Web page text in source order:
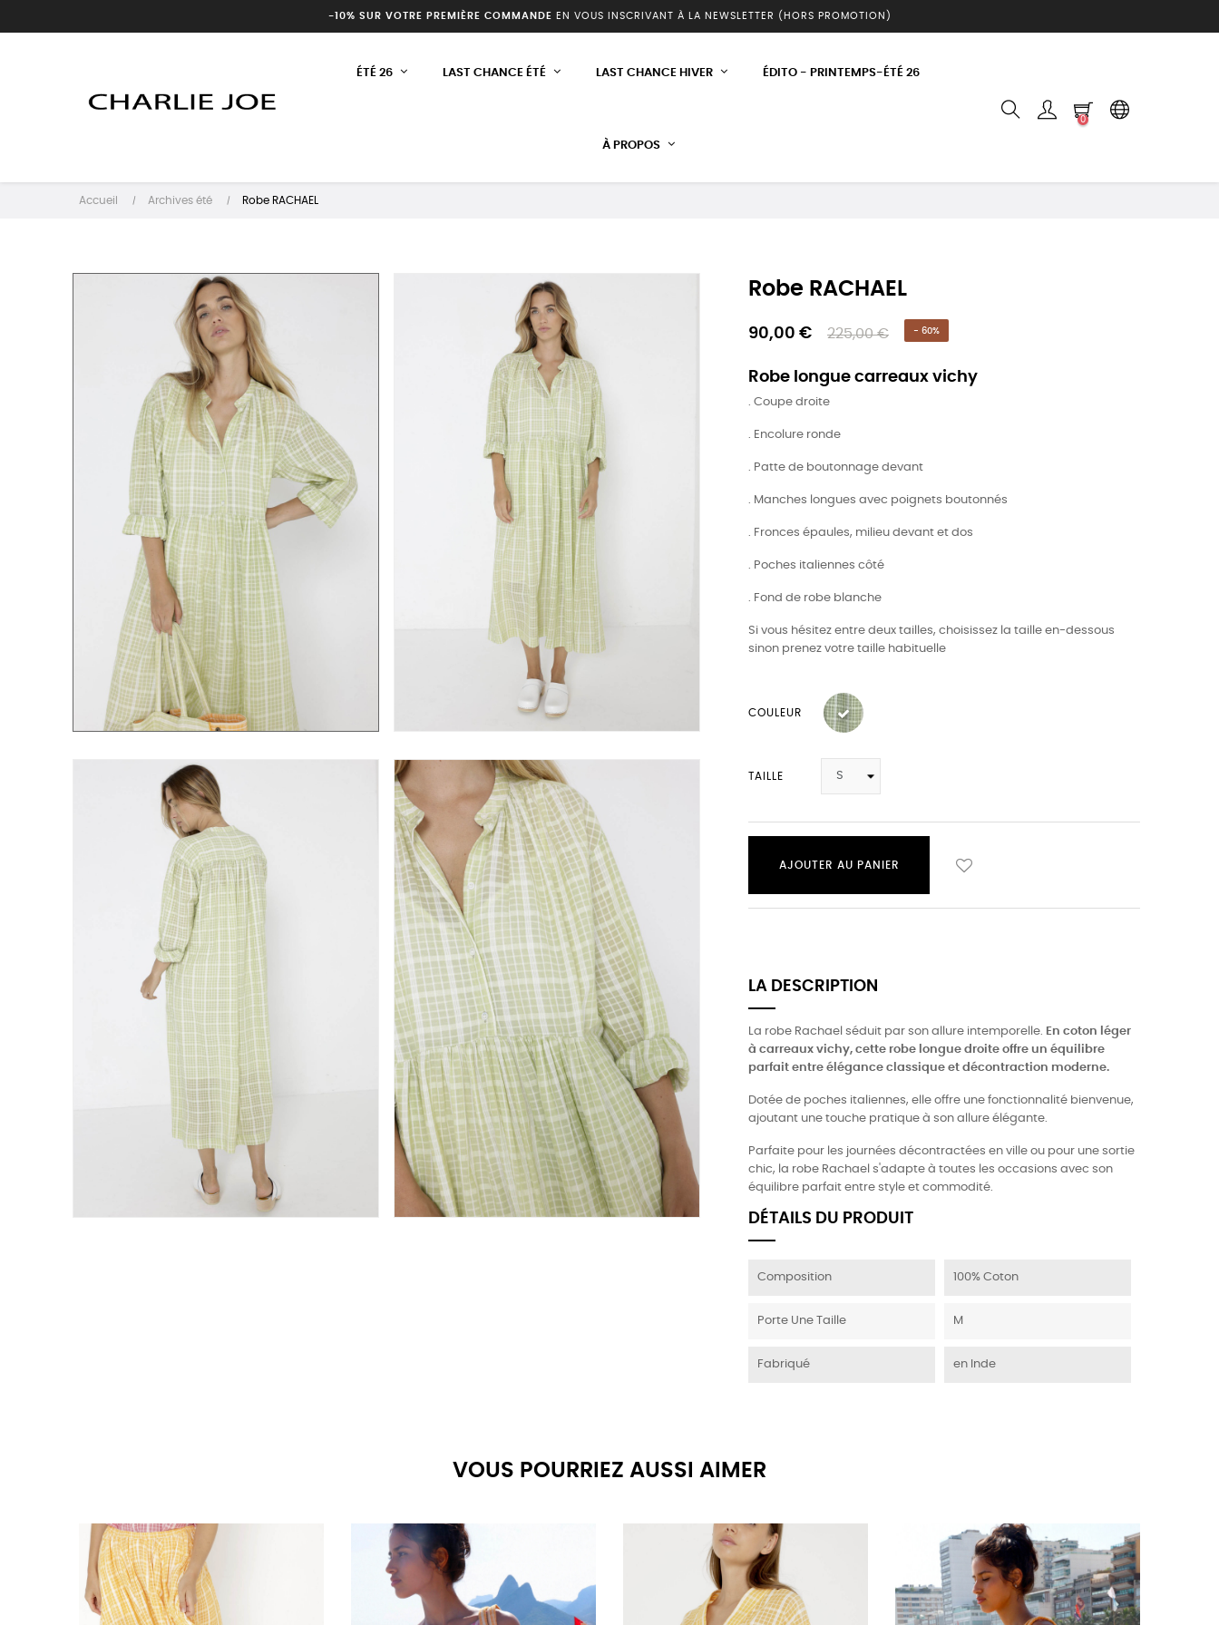
-10% SUR VOTRE PREMIÈRE COMMANDE EN VOUS INSCRIVANT À LA NEWSLETTER (HORS PROMOTION)
ÉTÉ 26 LAST CHANCE ÉTÉ LAST CHANCE HIVER ÉDITO - PRINTEMPS-ÉTÉ 26
À PROPOS
0
Accueil Archives été Robe RACHAEL
Robe RACHAEL
90,00 € 225,00 € - 60%
Robe longue carreaux vichy
. Coupe droite
. Encolure ronde
. Patte de boutonnage devant
. Manches longues avec poignets boutonnés
. Fronces épaules, milieu devant et dos
. Poches italiennes côté
. Fond de robe blanche
Si vous hésitez entre deux tailles, choisissez la taille en-dessous
sinon prenez votre taille habituelle
COULEUR
TAILLE
AJOUTER AU PANIER
LA DESCRIPTION
La robe Rachael séduit par son allure intemporelle. En coton léger
à carreaux vichy, cette robe longue droite offre un équilibre
parfait entre élégance classique et décontraction moderne.
Dotée de poches italiennes, elle offre une fonctionnalité bienvenue,
ajoutant une touche pratique à son allure élégante.
Parfaite pour les journées décontractées en ville ou pour une sortie
chic, la robe Rachael s'adapte à toutes les occasions avec son
équilibre parfait entre style et commodité.
DÉTAILS DU PRODUIT
Composition 100% Coton
Porte Une Taille M
Fabriqué en Inde
VOUS POURRIEZ AUSSI AIMER